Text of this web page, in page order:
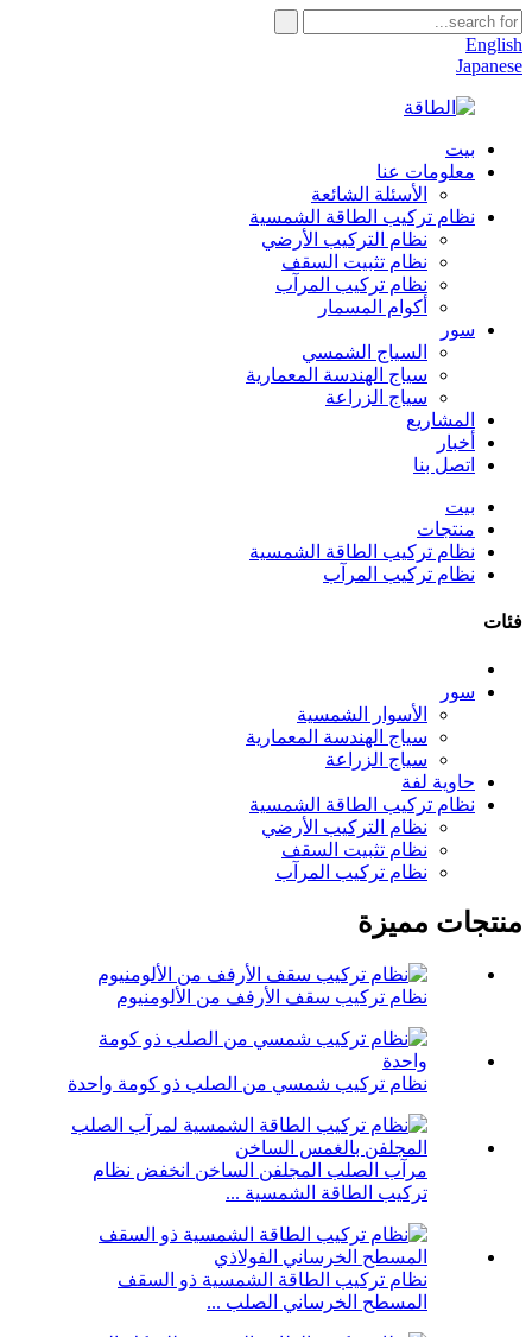
English
Japanese
بيت
معلومات عنا
الأسئلة الشائعة
نظام تركيب الطاقة الشمسية
نظام التركيب الأرضي
نظام تثبيت السقف
نظام تركيب المرآب
أكوام المسمار
سور
السياج الشمسي
سياج الهندسة المعمارية
سياج الزراعة
المشاريع
أخبار
اتصل بنا
بيت
منتجات
نظام تركيب الطاقة الشمسية
نظام تركيب المرآب
فئات
سور
الأسوار الشمسية
سياج الهندسة المعمارية
سياج الزراعة
حاوية لفة
نظام تركيب الطاقة الشمسية
نظام التركيب الأرضي
نظام تثبيت السقف
نظام تركيب المرآب
منتجات مميزة
نظام تركيب سقف الأرفف من الألومنيوم
نظام تركيب شمسي من الصلب ذو كومة واحدة
مرآب الصلب المجلفن الساخن انخفض نظام
تركيب الطاقة الشمسية ...
نظام تركيب الطاقة الشمسية ذو السقف
المسطح الخرساني الصلب ...